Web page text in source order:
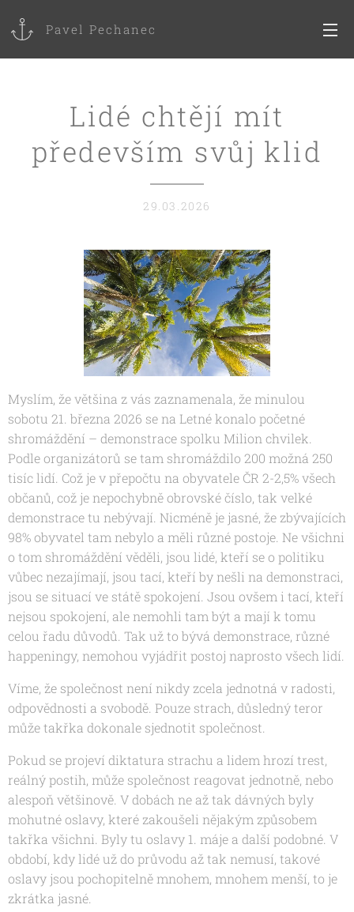
Pavel Pechanec
Lidé chtějí mít
především svůj klid
29.03.2026
Myslím, že většina z vás zaznamenala, že minulou
sobotu 21. března 2026 se na Letné konalo početné
shromáždění – demonstrace spolku Milion chvilek.
Podle organizátorů se tam shromáždilo 200 možná 250
tisíc lidí. Což je v přepočtu na obyvatele ČR 2-2,5% všech
občanů, což je nepochybně obrovské číslo, tak velké
demonstrace tu nebývají. Nicméně je jasné, že zbývajících
98% obyvatel tam nebylo a měli různé postoje. Ne všichni
o tom shromáždění věděli, jsou lidé, kteří se o politiku
vůbec nezajímají, jsou tací, kteří by nešli na demonstraci,
jsou se situací ve státě spokojení. Jsou ovšem i tací, kteří
nejsou spokojení, ale nemohli tam být a mají k tomu
celou řadu důvodů. Tak už to bývá demonstrace, různé
happeningy, nemohou vyjádřit postoj naprosto všech lidí.
Víme, že společnost není nikdy zcela jednotná v radosti,
odpovědnosti a svobodě. Pouze strach, důsledný teror
může takřka dokonale sjednotit společnost.
Pokud se projeví diktatura strachu a lidem hrozí trest,
reálný postih, může společnost reagovat jednotně, nebo
alespoň většinově. V dobách ne až tak dávných byly
mohutné oslavy, které zakoušeli nějakým způsobem
takřka všichni. Byly tu oslavy 1. máje a další podobné. V
období, kdy lidé už do průvodu až tak nemusí, takové
oslavy jsou pochopitelně mnohem, mnohem menší, to je
zkrátka jasné.